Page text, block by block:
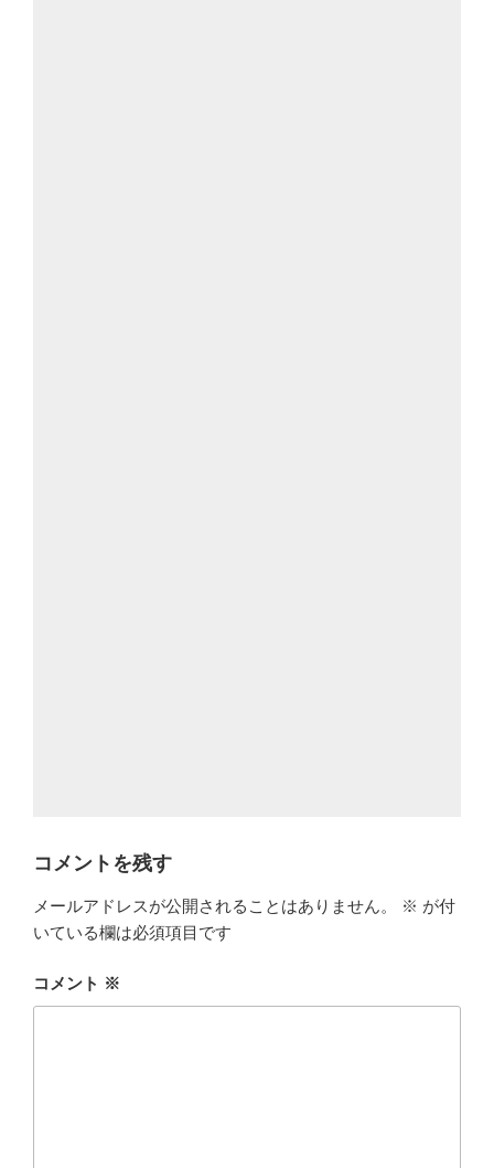
コメントを残す
メールアドレスが公開されることはありません。 ※ が付
いている欄は必須項目です
コメント ※